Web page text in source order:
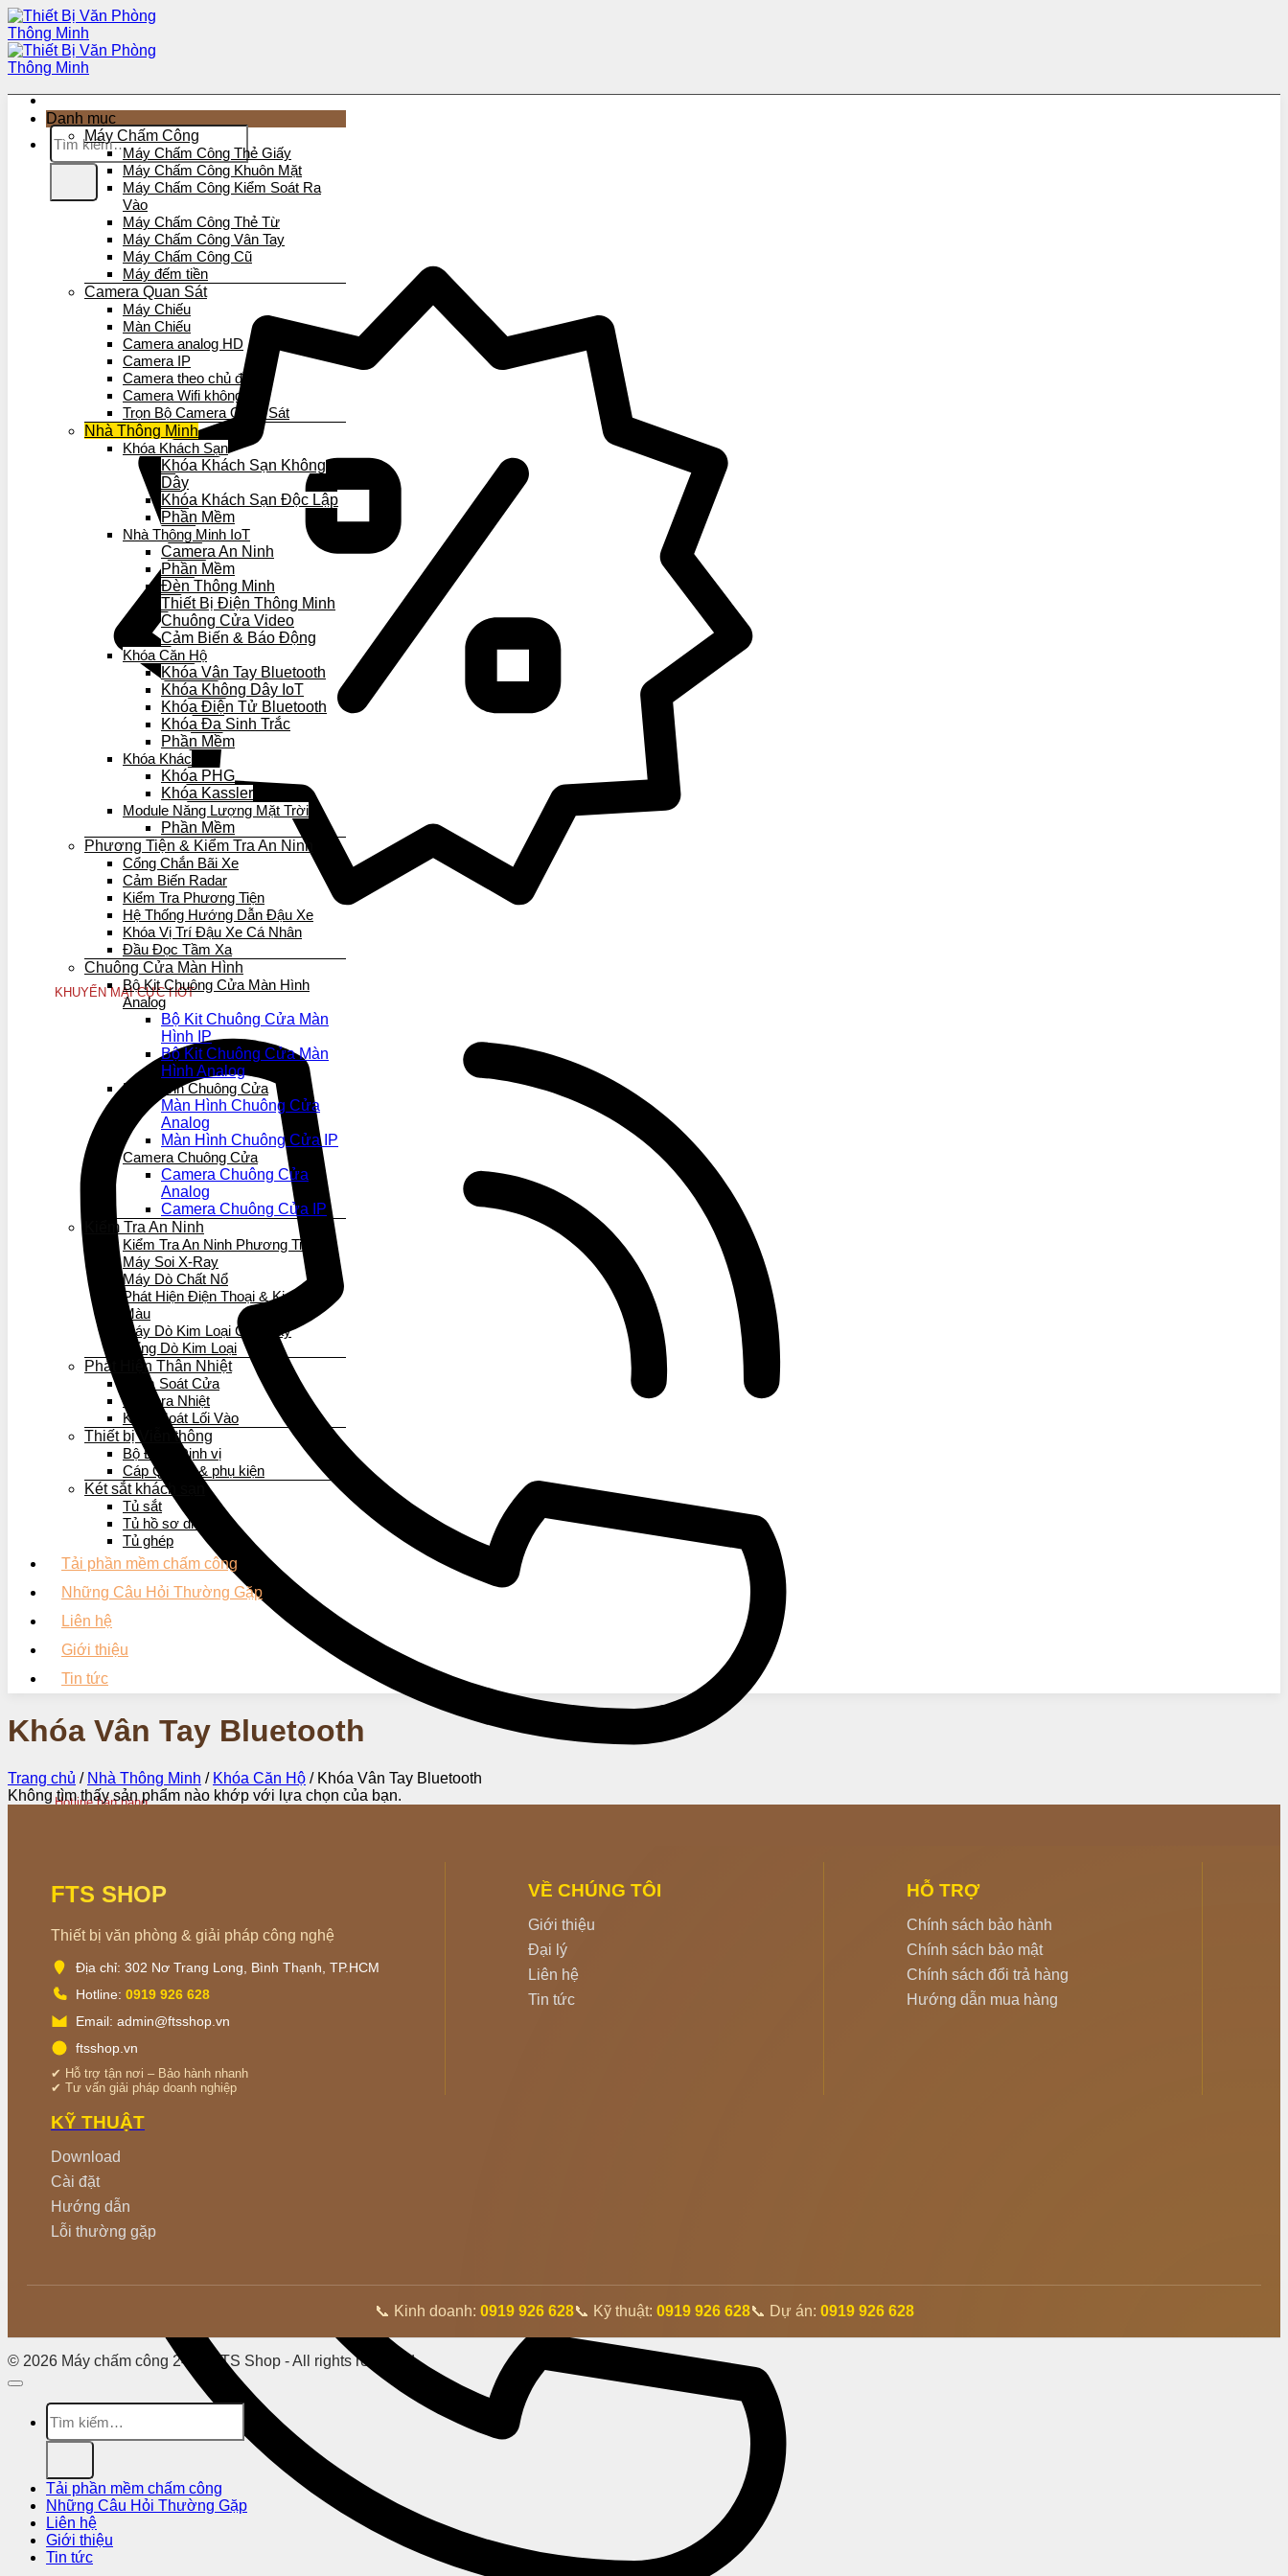
Bỏ
qua
nội
dung
Tìm
kiếm:
KHUYẾN MẠI CỰC HOT
Hotline bán hàng
Danh mục
Máy Chấm Công
Máy Chấm Công Thẻ Giấy
Máy Chấm Công Khuôn Mặt
Máy Chấm Công Kiểm Soát Ra
Vào
Máy Chấm Công Thẻ Từ
Máy Chấm Công Vân Tay
Máy Chấm Công Cũ
Máy đếm tiền
Camera Quan Sát
Máy Chiếu
Màn Chiếu
Camera analog HD
Camera IP
Camera theo chủ đề
Camera Wifi không dây
Trọn Bộ Camera Quan Sát
Nhà Thông Minh
Khóa Khách Sạn
Khóa Khách Sạn Không
Dây
Khóa Khách Sạn Độc Lập
Phần Mềm
Nhà Thông Minh IoT
Camera An Ninh
Phần Mềm
Đèn Thông Minh
Thiết Bị Điện Thông Minh
Chuông Cửa Video
Cảm Biến & Báo Động
Khóa Căn Hộ
Khóa Vân Tay Bluetooth
Khóa Không Dây IoT
Khóa Điện Tử Bluetooth
Khóa Đa Sinh Trắc
Phần Mềm
Khóa Khác
Khóa PHG
Khóa Kassler
Module Năng Lượng Mặt Trời
Phần Mềm
Phương Tiện & Kiểm Tra An Ninh
Cổng Chắn Bãi Xe
Cảm Biến Radar
Kiểm Tra Phương Tiện
Hệ Thống Hướng Dẫn Đậu Xe
Khóa Vị Trí Đậu Xe Cá Nhân
Đầu Đọc Tầm Xa
Chuông Cửa Màn Hình
Bộ Kit Chuông Cửa Màn Hình
Analog
Bộ Kit Chuông Cửa Màn
Hình IP
Bộ Kit Chuông Cửa Màn
Hình Analog
Màn Hình Chuông Cửa
Màn Hình Chuông Cửa
Analog
Màn Hình Chuông Cửa IP
Camera Chuông Cửa
Camera Chuông Cửa
Analog
Camera Chuông Cửa IP
Kiểm Tra An Ninh
Kiểm Tra An Ninh Phương Tiện
Máy Soi X-Ray
Máy Dò Chất Nổ
Phát Hiện Điện Thoại & Kim Loại
Màu
Máy Dò Kim Loại Cầm Tay
Cổng Dò Kim Loại
Phát Hiện Thân Nhiệt
Kiểm Soát Cửa
Camera Nhiệt
Kiểm Soát Lối Vào
Thiết bị Viễn thông
Bộ Đàm Định vị
Cáp Quang & phụ kiện
Két sắt khách sạn
Tủ sắt
Tủ hồ sơ di động
Tủ ghép
Tải phần mềm chấm công
Những Câu Hỏi Thường Gặp
Liên hệ
Giới thiệu
Tin tức
Khóa Vân Tay Bluetooth
Trang chủ / Nhà Thông Minh / Khóa Căn Hộ /Khóa Vân Tay Bluetooth
Không tìm thấy sản phẩm nào khớp với lựa chọn của bạn.
FTS SHOP
Thiết bị văn phòng & giải pháp công nghệ
Địa chỉ: 302 Nơ Trang Long, Bình Thạnh, TP.HCM
Hotline: 0919 926 628
Email: admin@ftsshop.vn
ftsshop.vn
✔ Hỗ trợ tận nơi – Bảo hành nhanh
✔ Tư vấn giải pháp doanh nghiệp
VỀ CHÚNG TÔI
Giới thiệu
Đại lý
Liên hệ
Tin tức
HỖ TRỢ
Chính sách bảo hành
Chính sách bảo mật
Chính sách đổi trả hàng
Hướng dẫn mua hàng
KỸ THUẬT
Download
Cài đặt
Hướng dẫn
Lỗi thường gặp
📞 Kinh doanh: 0919 926 628📞 Kỹ thuật: 0919 926 628📞 Dự án: 0919 926 628
© 2026 Máy chấm công 24h - FTS Shop - All rights reserved
Tìm
kiếm:
Tải phần mềm chấm công
Những Câu Hỏi Thường Gặp
Liên hệ
Giới thiệu
Tin tức